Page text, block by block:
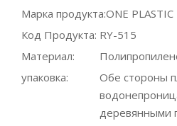
Марка продукта:ONE PLASTIC
Код Продукта: RY-515
Материал:
упаковка:
Обе стороны
деревянными